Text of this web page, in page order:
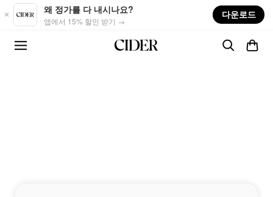
Skip to main content
왜 정가를 다 내시나요?
앱에서 15% 할인 받기 →
다운로드